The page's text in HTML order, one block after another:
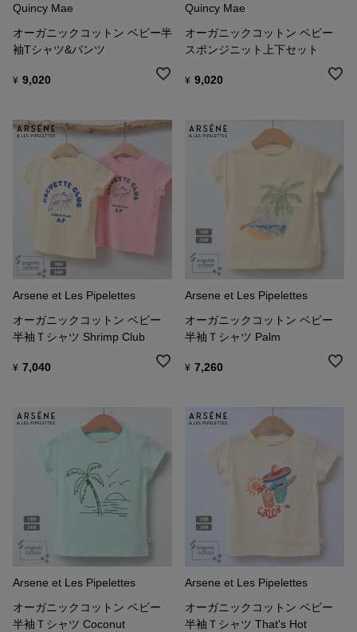
Quincy Mae
オーガニックコットン ベビー半
袖Tシャツ&パンツ
¥ 9,020
Quincy Mae
オーガニックコットン ベビー
スポンジニット上下セット
¥ 9,020
Arsene et Les Pipelettes
オーガニックコットン ベビー
半袖Ｔシャツ Shrimp Club
¥ 7,040
Arsene et Les Pipelettes
オーガニックコットン ベビー
半袖Ｔシャツ Palm
¥ 7,260
Arsene et Les Pipelettes
オーガニックコットン ベビー
半袖Ｔシャツ Coconut
Arsene et Les Pipelettes
オーガニックコットン ベビー
半袖Ｔシャツ That's Hot